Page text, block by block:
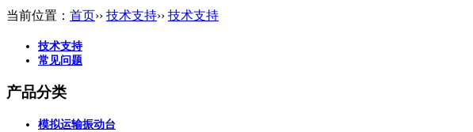
当前位置： 首页›› 技术支持›› 技术支持
技术支持
常见问题
产品分类
模拟运输振动台